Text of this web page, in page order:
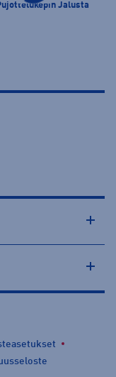
Jalusta